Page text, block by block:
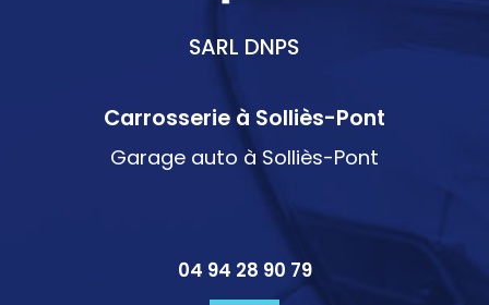
SARL DNPS
Carrosserie à Solliès-Pont
Garage auto à Solliès-Pont
04 94 28 90 79